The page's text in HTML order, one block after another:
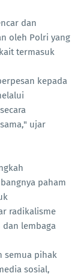
dan
oleh Polri yang
termasuk
kepada
ujar
paham
radikalisme
dan lembaga
semua pihak
sosial,